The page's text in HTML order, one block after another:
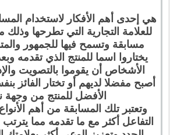
هي إحدى أهم الأفكار لاستخدام
للعلامة التجارية التي تطرحها
مسابقة وتسمح فيها للجمهور
يختاروا اسما للمنتج الذي تقدمه
الأشخاص أن يقوموا بالتصويت
أصبح مفضلا لديهم أو تختار الفائز
الأفضل للمنتج من
وتعتبر تلك المسابقة من أهم
التفاعل أكثر مع ما تقدمه مما